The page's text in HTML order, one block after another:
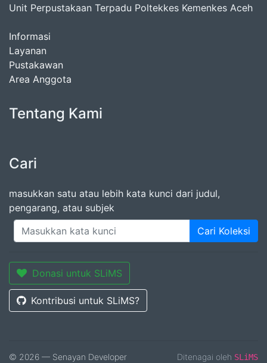
Unit Perpustakaan Terpadu Poltekkes Kemenkes Aceh
Informasi
Layanan
Pustakawan
Area Anggota
Tentang Kami
Cari
masukkan satu atau lebih kata kunci dari judul,
pengarang, atau subjek
Cari Koleksi
Donasi untuk SLiMS
Kontribusi untuk SLiMS?
© 2026 — Senayan Developer
Ditenagai oleh SLiMS